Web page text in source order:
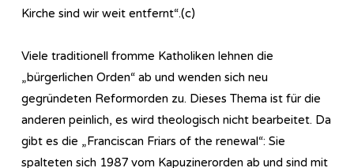
Kirche sind wir weit entfernt“.(c)
Viele traditionell fromme Katholiken lehnen die
„bürgerlichen Orden“ ab und wenden sich neu
gegründeten Reformorden zu. Dieses Thema ist für die
anderen peinlich, es wird theologisch nicht bearbeitet. Da
gibt es die „Franciscan Friars of the renewal“: Sie
spalteten sich 1987 vom Kapuzinerorden ab und sind mit